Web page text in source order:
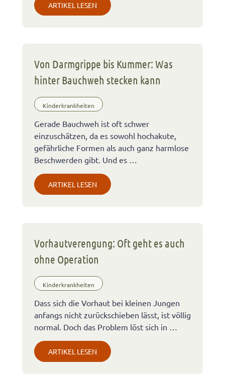
ARTIKEL LESEN
Von Darmgrippe bis Kummer: Was
hinter Bauchweh stecken kann
Kinderkrankheiten
Gerade Bauchweh ist oft schwer
einzuschätzen, da es sowohl hochakute,
gefährliche Formen als auch ganz harmlose
Beschwerden gibt. Und es …
ARTIKEL LESEN
Vorhautverengung: Oft geht es auch
ohne Operation
Kinderkrankheiten
Dass sich die Vorhaut bei kleinen Jungen
anfangs nicht zurückschieben lässt, ist völlig
normal. Doch das Problem löst sich in …
ARTIKEL LESEN